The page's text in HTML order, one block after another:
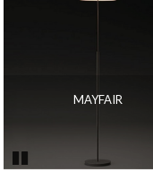
MAYFAIR